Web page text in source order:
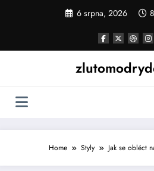
6 srpna, 2026
Home Styly Jak se obléct